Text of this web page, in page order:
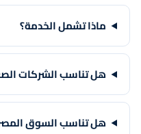
ماذا تشمل الخدمة؟
هل تناسب الشركات
هل تناسب السوق